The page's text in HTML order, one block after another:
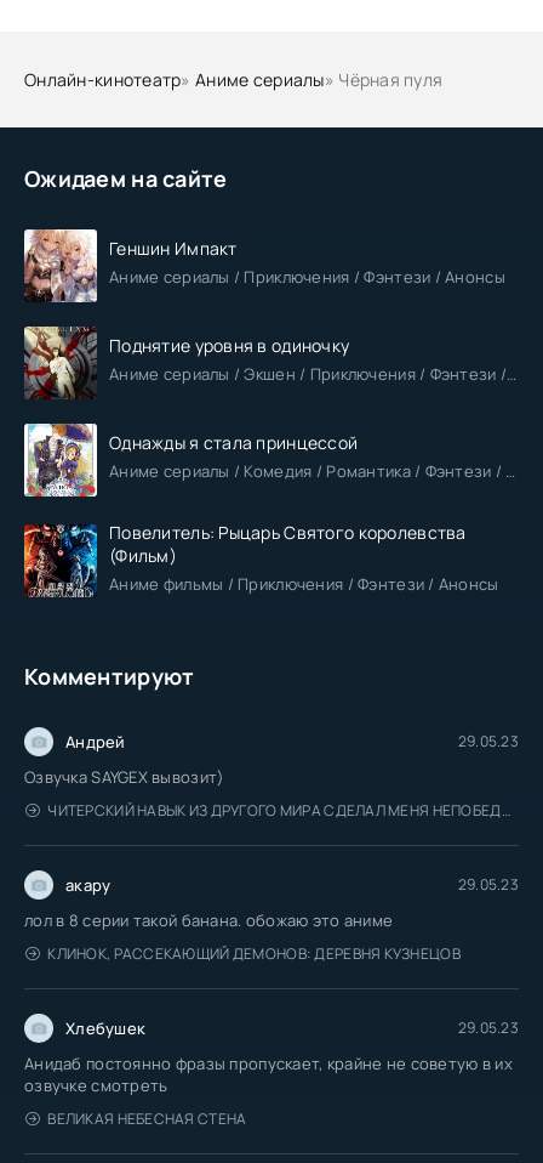
Ожидаем на сайте
Геншин Импакт
Аниме сериалы / Приключения / Фэнтези / Анонсы
Поднятие уровня в одиночку
Аниме сериалы / Экшен / Приключения / Фэнтези / Анонсы
Однажды я стала принцессой
Аниме сериалы / Комедия / Романтика / Фэнтези / Анонсы
Повелитель: Рыцарь Святого королевства
(Фильм)
Аниме фильмы / Приключения / Фэнтези / Анонсы
Комментируют
Андрей 29.05.23
Озвучка SAYGEX вывозит)
ЧИТЕРСКИЙ НАВЫК ИЗ ДРУГОГО МИРА СДЕЛАЛ МЕНЯ НЕПОБЕДИМЫМ В МОЁМ
акару 29.05.23
лол в 8 серии такой банана. обожаю это аниме
КЛИНОК, РАССЕКАЮЩИЙ ДЕМОНОВ: ДЕРЕВНЯ КУЗНЕЦОВ
Хлебушек 29.05.23
Анидаб постоянно фразы пропускает, крайне не советую в их
озвучке смотреть
ВЕЛИКАЯ НЕБЕСНАЯ СТЕНА
Онлайн-кинотеатр»Аниме сериалы» Чёрная пуля